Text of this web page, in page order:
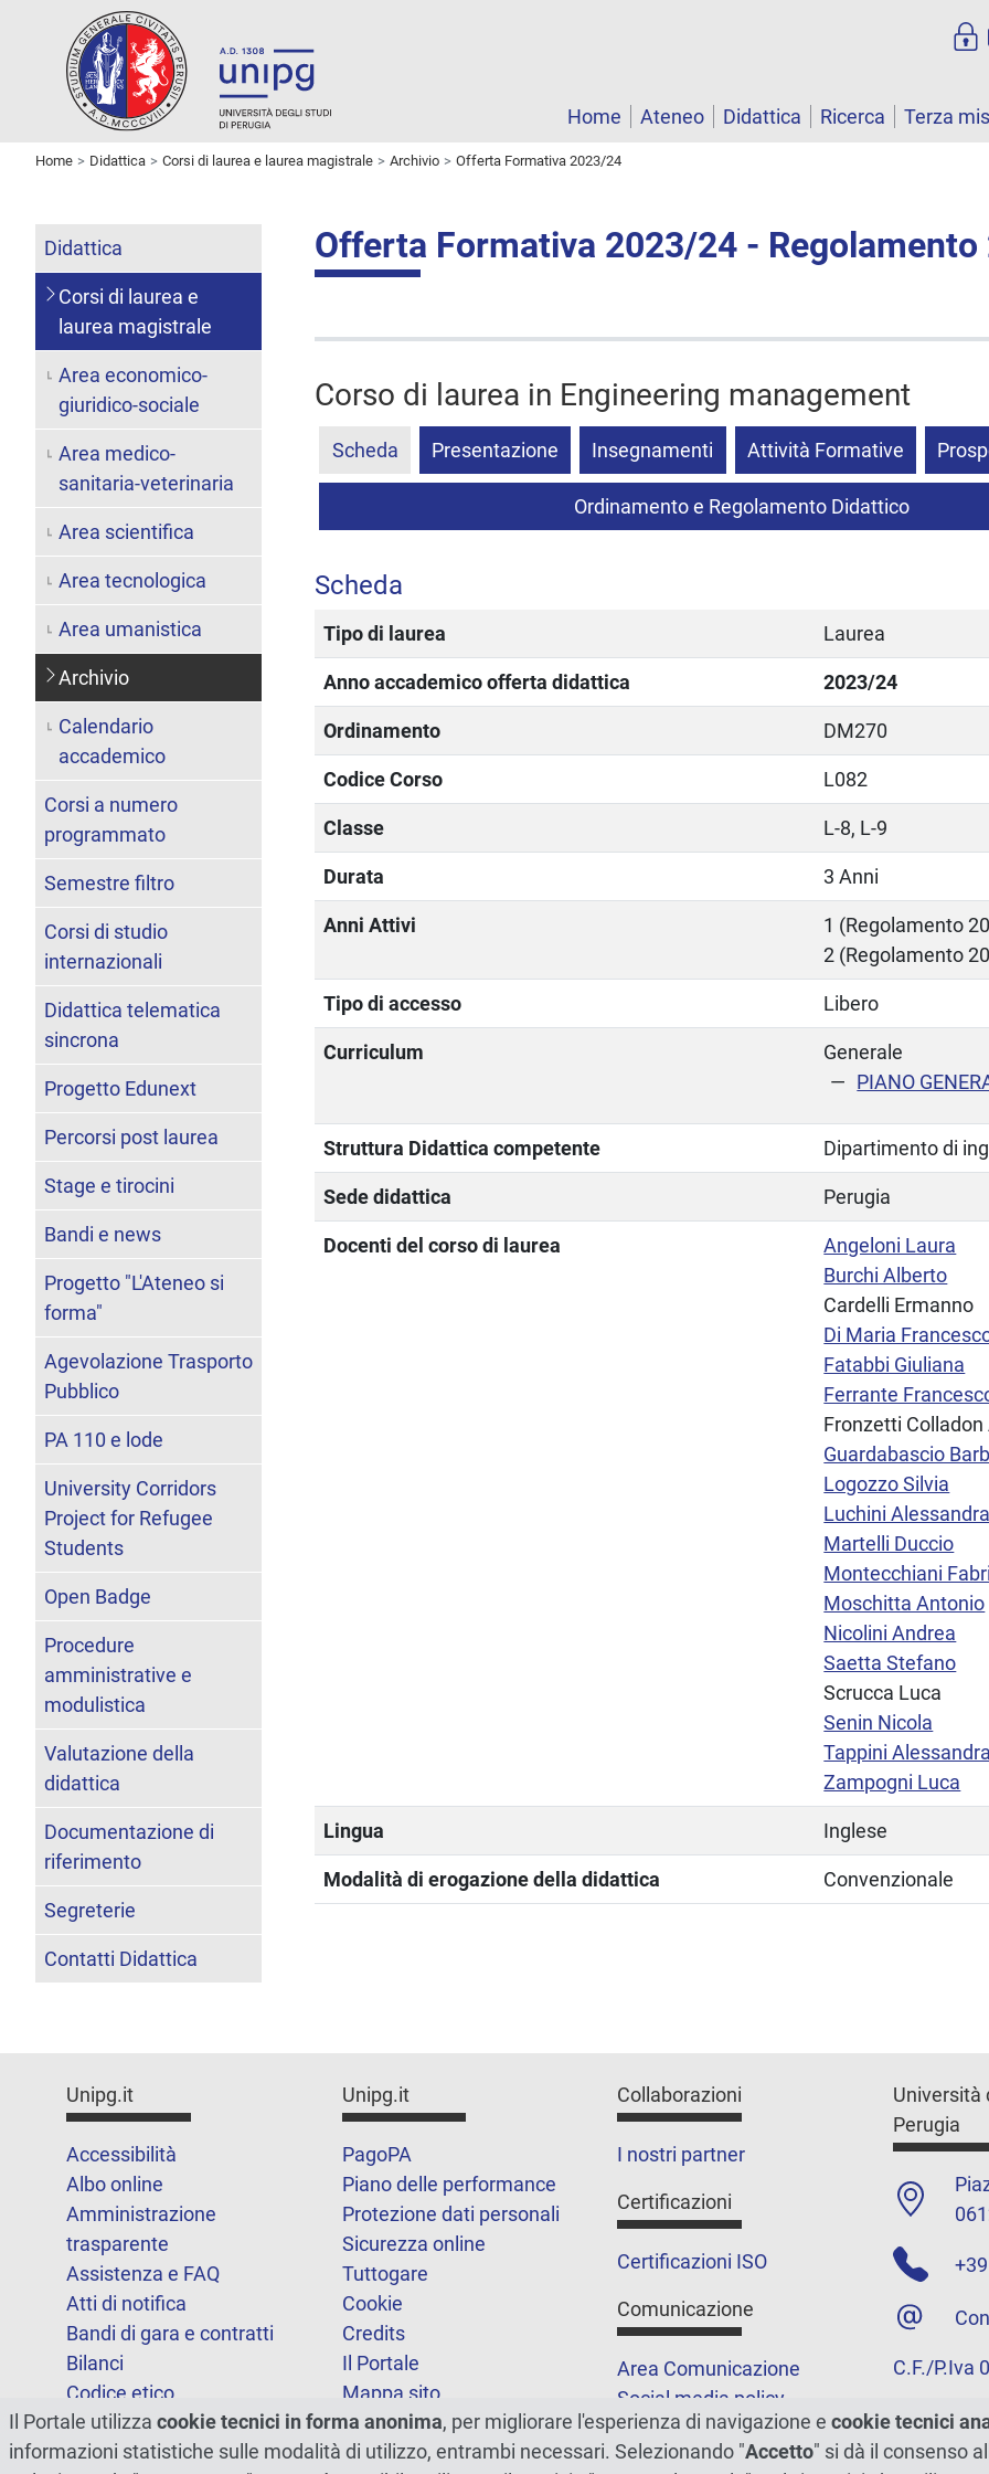
Home
Ateneo Didattica Ricerca Terza
Home Didattica Corsi di laurea e laurea magistrale Archivio Offerta Formativa 2023/24
Offerta Formativa 2023/24 - Regolamento
Corso di laurea in Engineering management
Scheda Presentazione Insegnamenti Attività Formative
Ordinamento e Regolamento Didattico
Scheda
Tipo di laurea Laurea
Anno accademico offerta didattica 2023/24
Ordinamento DM270
Codice Corso L082
Classe L-8, L-9
Durata 3 Anni
Anni Attivi
1 (Regolamento
2 (Regolamento
Tipo di accesso Libero
Curriculum
Generale
PIANO
Struttura Didattica competente Dipartimento di
Sede didattica Perugia
Docenti del corso di laurea
Angeloni Laura
Burchi Alberto
Cardelli Ermanno
Di Maria
Fatabbi Giuliana
Ferrante
Fronzetti Colladon
Guardabascio
Logozzo Silvia
Luchini Alessandra
Martelli Duccio
Montecchiani
Moschitta Antonio
Nicolini Andrea
Saetta Stefano
Scrucca Luca
Senin Nicola
Tappini Alessandra
Zampogni Luca
Lingua Inglese
Modalità di erogazione della didattica Convenzionale
Didattica
Corsi di laurea e
laurea magistrale
Area economico-
giuridico-sociale
Area medico-
sanitaria-veterinaria
Area scientifica
Area tecnologica
Area umanistica
Archivio
Calendario
accademico
Corsi a numero
programmato
Semestre filtro
Corsi di studio
internazionali
Didattica telematica
sincrona
Progetto Edunext
Percorsi post laurea
Stage e tirocini
Bandi e news
Progetto "L'Ateneo si
forma"
Agevolazione Trasporto
Pubblico
PA 110 e lode
University Corridors
Project for Refugee
Students
Open Badge
Procedure
amministrative e
modulistica
Valutazione della
didattica
Documentazione di
riferimento
Segreterie
Contatti Didattica
Unipg.it
Accessibilità
Albo online
Amministrazione
trasparente
Assistenza e FAQ
Atti di notifica
Bandi di gara e contratti
Bilanci
Codice etico
FOIA
Note legali
Unipg.it
PagoPA
Piano delle performance
Protezione dati personali
Sicurezza online
Tuttogare
Cookie
Credits
Il Portale
Mappa sito
Statistiche
Dichiarazione di
Collaborazioni
I nostri partner
Certificazioni
Certificazioni ISO
Comunicazione
Area Comunicazione
Social media policy
Podcast
Merchandising e shop
Università
Perugia
C.F./P.Iva
Il Portale utilizza cookie tecnici in forma anonima, per migliorare l'esperienza di navigazione e cookie tecnici
informazioni statistiche sulle modalità di utilizzo, entrambi necessari. Selezionando "Accetto" si dà il consenso